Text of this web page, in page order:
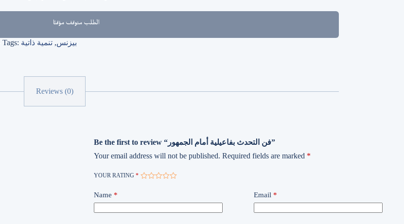
الطلب متوقف مؤقتًا
Tags: بيزنس, تنمية ذاتية
Reviews (0)
Be the first to review “فن التحدث بفاعيلية أمام الجمهور”
Your email address will not be published. Required fields are marked *
YOUR RATING *
Name * Email *